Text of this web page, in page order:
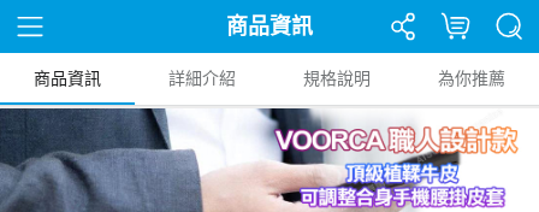
商品資訊
商品資訊 詳細介紹 規格說明 為你推薦